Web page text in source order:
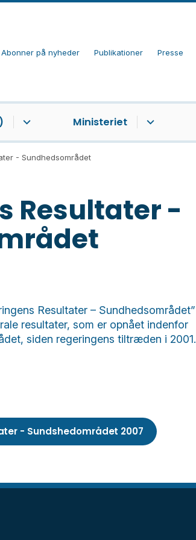
Abonner på nyheder Publikationer Presse
Ministeriet
- Sundhedsområdet
Resultater -
Resultater – Sundhedsområdet”
resultater, som er opnået indenfor
siden regeringens tiltræden i 2001.
- Sundshedområdet 2007